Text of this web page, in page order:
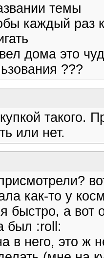
темы
каждый раз
дома это
???
такого.
или нет.
как-то у
быстро, а вот
был :roll:
в него, это ж